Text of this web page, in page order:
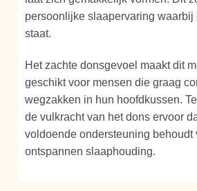
persoonlijke slaapervaring waarbij
staat.
Het zachte donsgevoel maakt dit
geschikt voor mensen die graag
wegzakken in hun hoofdkussen.
de vulkracht van het dons ervoor
voldoende ondersteuning behoudt
ontspannen slaaphouding.